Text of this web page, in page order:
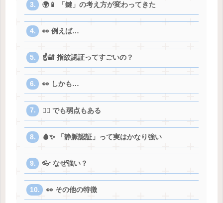
🌍📱 「鍵」の考え方が変わってきた
👀 例えば…
☝️🔐 指紋認証ってすごいの？
👀 しかも…
😵‍💫 でも弱点もある
🩸✨ 「静脈認証」って実はかなり強い
👓 なぜ強い？
👀 その他の特徴